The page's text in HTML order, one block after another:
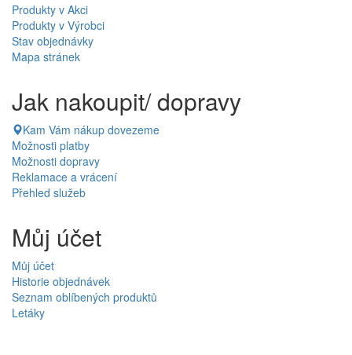
Produkty v Akci
Produkty v Výrobci
Stav objednávky
Mapa stránek
Jak nakoupit/ dopravy
Kam Vám nákup dovezeme
Možnosti platby
Možnosti dopravy
Reklamace a vrácení
Přehled služeb
Můj účet
Můj účet
Historie objednávek
Seznam oblíbených produktů
Letáky